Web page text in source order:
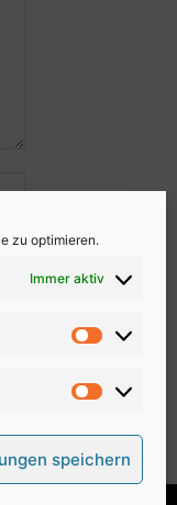
zu optimieren.
Immer aktiv
Marketing
speichern